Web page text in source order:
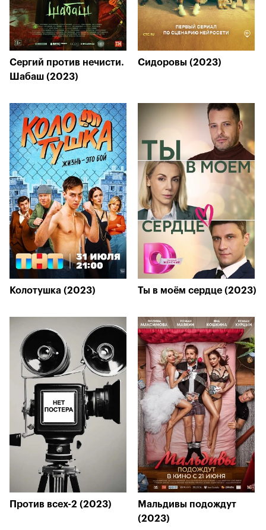
Сергий против нечисти.
Шабаш (2023)
Сидоровы (2023)
Колотушка (2023) Ты в моём сердце (2023)
Против всех-2 (2023)
Мальдивы подождут
(2023)